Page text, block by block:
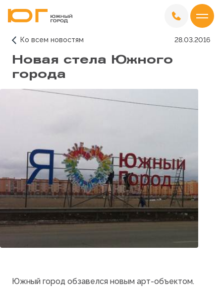
Ко всем новостям 28.03.2016
Новая стела Южного
города
Южный город обзавелся новым арт-объектом.